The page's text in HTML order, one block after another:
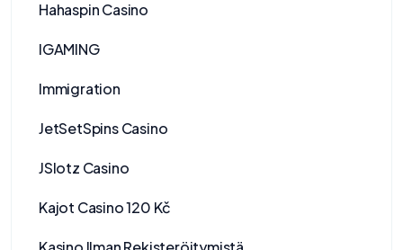
Hahaspin Casino
IGAMING
Immigration
JetSetSpins Casino
JSlotz Casino
Kajot Casino 120 Kč